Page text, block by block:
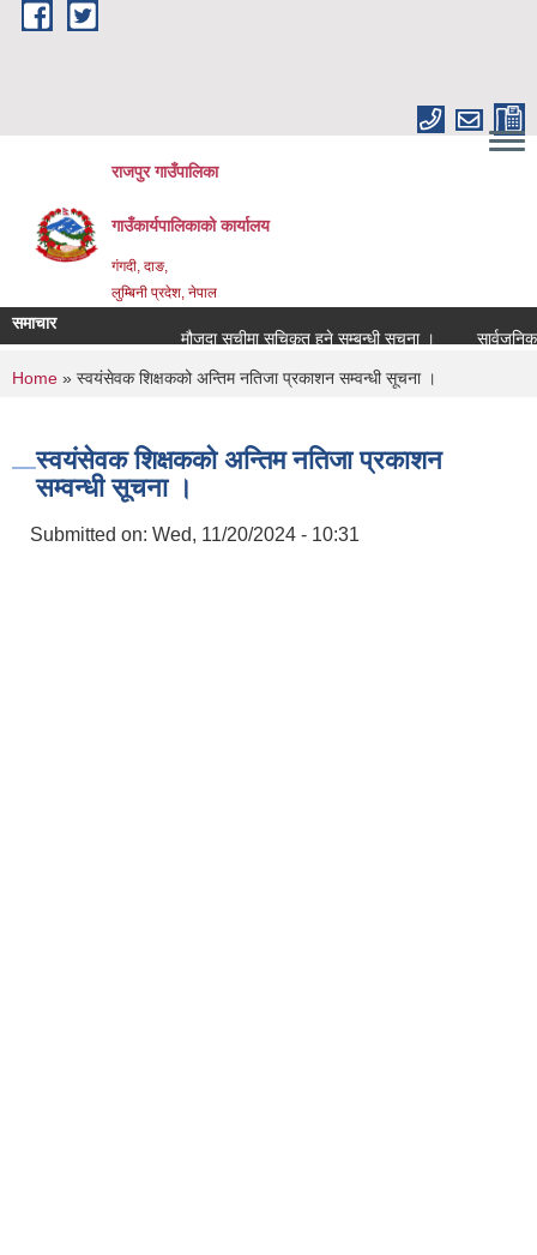
Skip to main content
राजपुर गाउँपालिका
गाउँकार्यपालिकाको कार्यालय
गंगदी, दाङ,
लुम्बिनी प्रदेश, नेपाल
समाचार
मौजुदा सूचीमा सुचिकृत हुने सम्बन्धी सूचना ।
You are here
Home » स्वयंसेवक शिक्षकको अन्तिम नतिजा प्रकाशन सम्वन्धी सूचना ।
स्वयंसेवक शिक्षकको अन्तिम नतिजा प्रकाशन
सम्वन्धी सूचना ।
Submitted on: Wed, 11/20/2024 - 10:31